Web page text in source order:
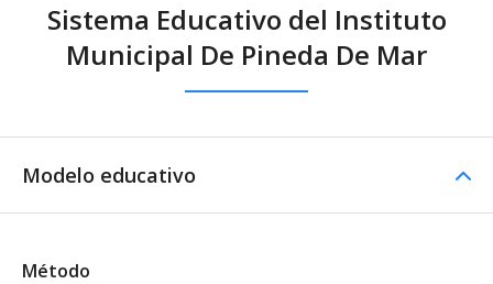
Sistema Educativo del Instituto
Municipal De Pineda De Mar
Modelo educativo
Método